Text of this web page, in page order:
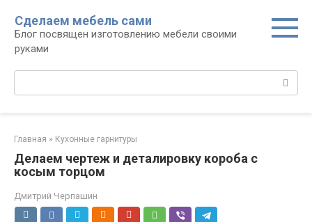
контенту
Сделаем мебель сами
Блог посвящен изготовлению мебели своими
руками
Главная » Кухонные гарнитуры
Делаем чертеж и деталировку короба с
косым торцом
Дмитрий Черпашин